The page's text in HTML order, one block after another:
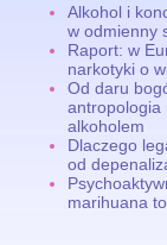
Alkohol i
w odmienny
Raport: w
narkotyki o
Od daru
antropologia
alkoholem
Dlaczego
od
marihuana